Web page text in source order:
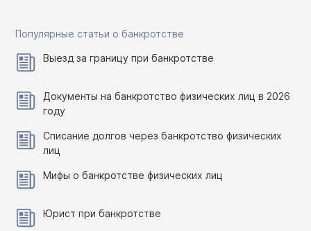
Популярные статьи о банкротстве
Выезд за границу при банкротстве
Документы на банкротство физических лиц в 2026
году
Списание долгов через банкротство физических
лиц
Мифы о банкротстве физических лиц
Юрист при банкротстве